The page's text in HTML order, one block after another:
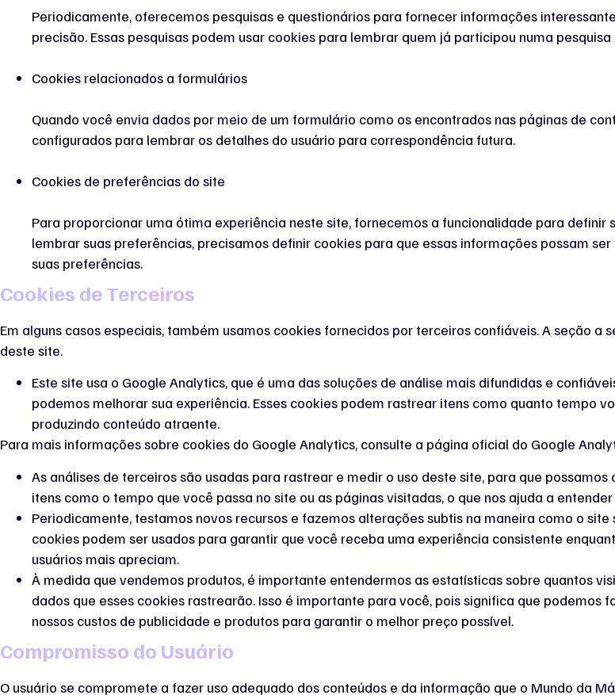
Periodicamente, oferecemos pesquisas e questionários para fornecer informações
precisão. Essas pesquisas podem usar cookies para lembrar quem já participou numa
Cookies relacionados a formulários
Quando você envia dados por meio de um formulário como os encontrados nas páginas de
configurados para lembrar os detalhes do usuário para correspondência futura.
Cookies de preferências do site
Para proporcionar uma ótima experiência neste site, fornecemos a funcionalidade para
lembrar suas preferências, precisamos definir cookies para que essas informações possam
suas preferências.
Cookies de Terceiros
Em alguns casos especiais, também usamos cookies fornecidos por terceiros confiáveis. A seção
deste site.
Este site usa o Google Analytics, que é uma das soluções de análise mais difundidas e
podemos melhorar sua experiência. Esses cookies podem rastrear itens como quanto tempo
produzindo conteúdo atraente.
Para mais informações sobre cookies do Google Analytics, consulte a página oficial do Google
As análises de terceiros são usadas para rastrear e medir o uso deste site, para que
itens como o tempo que você passa no site ou as páginas visitadas, o que nos ajuda a
Periodicamente, testamos novos recursos e fazemos alterações subtis na maneira como o
cookies podem ser usados ​​para garantir que você receba uma experiência consistente
usuários mais apreciam.
À medida que vendemos produtos, é importante entendermos as estatísticas sobre quantos
dados que esses cookies rastrearão. Isso é importante para você, pois significa que
nossos custos de publicidade e produtos para garantir o melhor preço possível.
Compromisso do Usuário
O usuário se compromete a fazer uso adequado dos conteúdos e da informação que o Mundo da